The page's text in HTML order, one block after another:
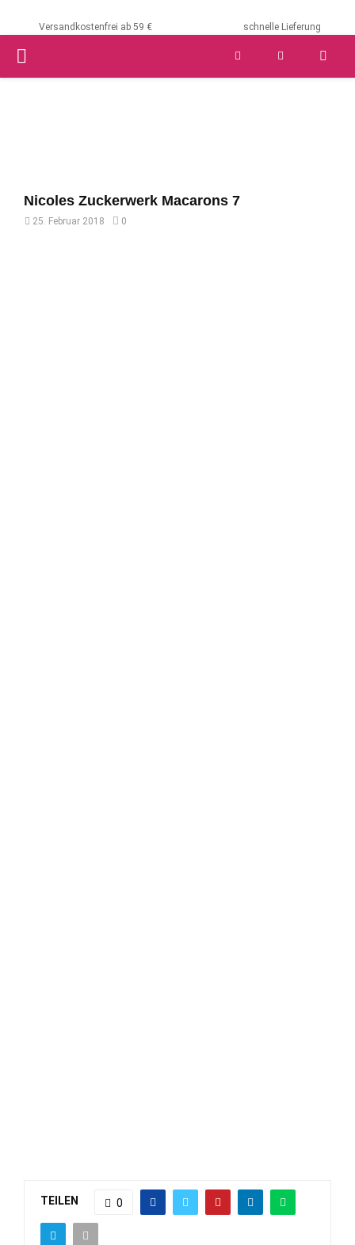
Versandkostenfrei ab 59 € schnelle Lieferung
PRIMARY
Nicoles Zuckerwerk Macarons 7
25. Februar 2018 0
TEILEN 0